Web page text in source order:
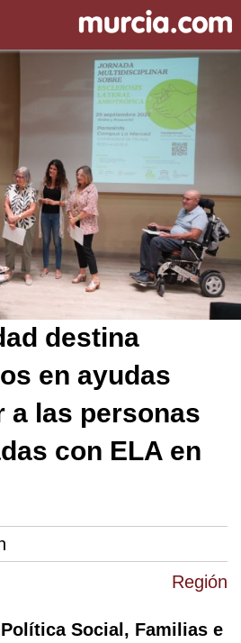
Región
destina
en ayudas
a las personas
con ELA en
Social, Familias e